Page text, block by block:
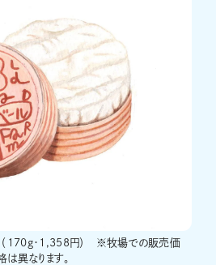
（170g・1,358円） ※牧場での販売価
異なります。